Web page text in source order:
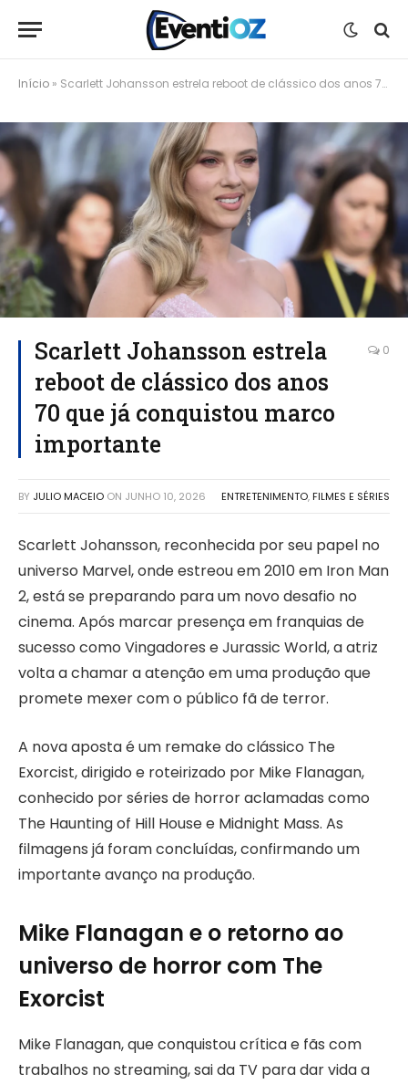
Início » Scarlett Johansson estrela reboot de clássico dos anos 70 que já conquistou marco importante
Scarlett Johansson estrela
reboot de clássico dos anos
70 que já conquistou marco
importante
0
BY JULIO MACEIO ON JUNHO 10, 2026 ENTRETENIMENTO, FILMES E SÉRIES
Scarlett Johansson, reconhecida por seu papel no
universo Marvel, onde estreou em 2010 em Iron Man
2, está se preparando para um novo desafio no
cinema. Após marcar presença em franquias de
sucesso como Vingadores e Jurassic World, a atriz
volta a chamar a atenção em uma produção que
promete mexer com o público fã de terror.
A nova aposta é um remake do clássico The
Exorcist, dirigido e roteirizado por Mike Flanagan,
conhecido por séries de horror aclamadas como
The Haunting of Hill House e Midnight Mass. As
filmagens já foram concluídas, confirmando um
importante avanço na produção.
Mike Flanagan e o retorno ao
universo de horror com The
Exorcist
Mike Flanagan, que conquistou crítica e fãs com
trabalhos no streaming, sai da TV para dar vida a